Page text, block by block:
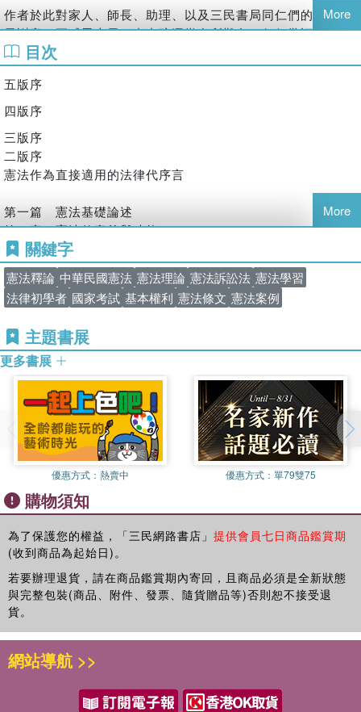
考試院典試委員
現為國立中正大學法律學系教授
著(譯)作/
憲法訴訟專題研究(一)──「訴訟類型」
聯邦憲法法院──地位、程序、裁判
憲法訴訟基礎十講
其餘發表憲法及憲法訴訟相關論文多篇，刊登於各學術期刊雜
誌
作者於此對家人、師長、助理、以及三民書局同仁們的協助表
示謝意，更感恩上天。書中疏漏當在所難免，任何批評與指
正，都是作者所會虛心接受的。
本次新版對近來吾國憲法理論發展的觀察是：「只知基本權利
衡量，而乏構成要件檢視」的「泛憲法化思考」，在「裁判憲
法審查」制度施行數年後的現在，於實務及學理的運作上似益
形嚴重。在此情狀下，憲法更容易成為一個空泛內涵的法律。
憲法所帶給我們的，應該是一個理性的思辯與論證，而不是基
於信仰的價值表態。
作者謹識
民國一一三年六月
More
目次
五版序
四版序
三版序
二版序
憲法作為直接適用的法律代序言
第一篇 憲法基礎論述
第一章 憲法的意義與功能
第二章 憲法的分類與特性
第三章 憲法的解釋與適用
第四章 憲法的修改與變遷
第五章 憲政慣例
第二篇 憲法基本原則
第一章 法治國家原則
第二章 民主國家原則
第三章 附論民生福利國家原則與基本國策
第三篇 憲法的前言與總綱
第一章 憲法的前言
第二章 憲法的總綱
第四篇 基本權利總論
第一章 基本權利的意義
第二章 基本權利的分類
第三章 基本權利的主體
第四章 基本權利的功能
第五章 基本權利的效力
第六章 基本權利的保護、限制與拋棄
第七章 基本權利的競合與衝突
第八章 基本權利（自由權）的體系思考
第九章 基本權利受侵害聲請釋憲的程序
More
關鍵字
憲法釋論 中華民國憲法 憲法理論 憲法訴訟法 憲法學習
法律初學者 國家考試 基本權利 憲法條文 憲法案例
主題書展
更多書展
優惠方式： 熱賣中 優惠方式： 單79雙75
購物須知
為了保護您的權益，「三民網路書店」 提供會員七日商品鑑賞期
(收到商品為起始日)。
若要辦理退貨，請在商品鑑賞期內寄回，且商品必須是全新狀態
與完整包裝(商品、附件、發票、隨貨贈品等)否則恕不接受退
貨。
網站導航 >>